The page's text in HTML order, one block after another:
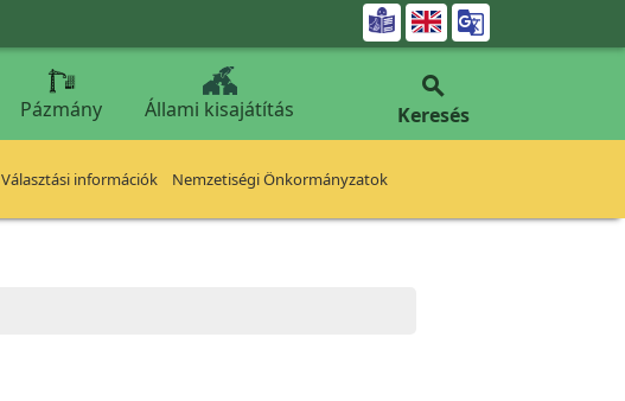

Pázmány Állami kisajátítás

Keresés
Választási információk Nemzetiségi Önkormányzatok